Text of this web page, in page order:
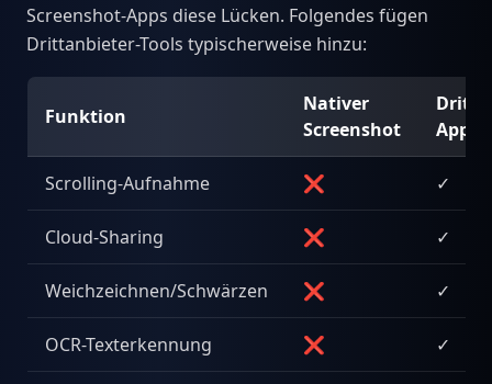
Screenshot-Apps diese Lücken. Folgendes fügen
Drittanbieter-Tools typischerweise hinzu:
Funktion
Nativer
Screenshot
Apps
Scrolling-Aufnahme ❌ ✓
Cloud-Sharing ❌ ✓
Weichzeichnen/Schwärzen ❌ ✓
OCR-Texterkennung ❌ ✓